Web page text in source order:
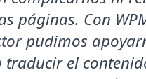
páginas. Con
pudimos
traducir el